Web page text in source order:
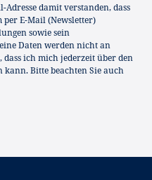
damit verstanden, dass
E-Mail (Newsletter)
sowie sein
Daten werden nicht an
dass ich mich jederzeit über den
Bitte beachten Sie auch